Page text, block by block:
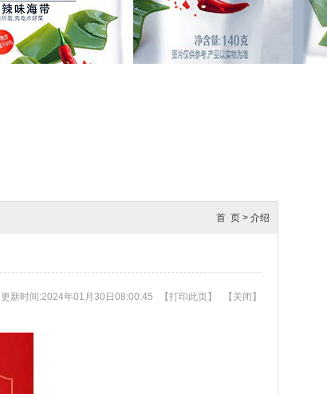
首 页> 介绍
更新时间:2024年01月30日08:00:45 【打印此页】 【 关闭 】